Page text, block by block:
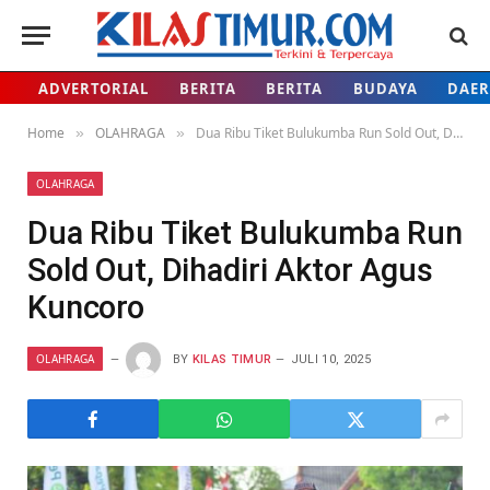
ADVERTORIAL BERITA BERITA BUDAYA
Home » OLAHRAGA » Dua Ribu Tiket Bulukumba Run Sold Out, Dihadiri Aktor Agus Kuncoro
OLAHRAGA
Dua Ribu Tiket Bulukumba Run
Sold Out, Dihadiri Aktor Agus
Kuncoro
OLAHRAGA BY KILAS TIMUR JULI 10, 2025